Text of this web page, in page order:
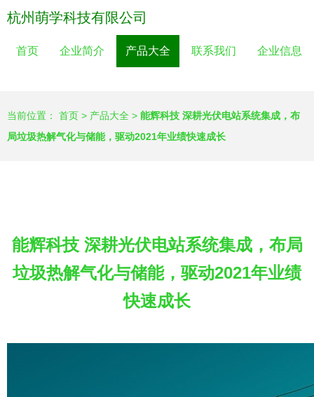
杭州萌学科技有限公司
首页 企业简介 产品大全 联系我们 企业信息
当前位置： 首页 > 产品大全 > 能辉科技 深耕光伏电站系统集成，布
局垃圾热解气化与储能，驱动2021年业绩快速成长
能辉科技 深耕光伏电站系统集成，布局
垃圾热解气化与储能，驱动2021年业绩
快速成长